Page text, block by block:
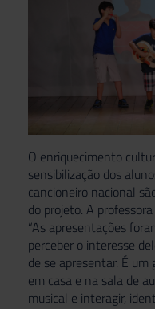
O enriquecimento
sensibilização dos
cancioneiro nacional
do projeto. A
“As apresentações
perceber o interesse
de se apresentar. É
em casa e na sala de
musical e interagir,